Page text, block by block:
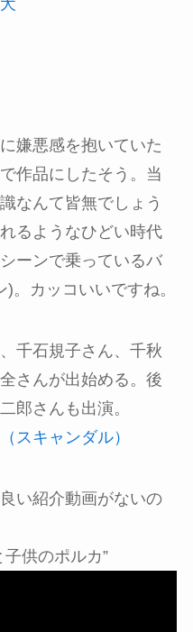
嫌悪感を抱いていた
作品にしたそう。当
なんて皆無でしょう
るようなひどい時代
ーンで乗っているバ
。カッコいいですね。
千石規子さん、千秋
さんが出始める。後
郎さんも出演。
スキャンダル）
い紹介動画がないの
供のポルカ”